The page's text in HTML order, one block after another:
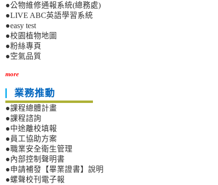
●公物維修通報系統(總務處)
●LIVE ABC英語學習系統
●easy test
●校園植物地圖
●粉絲專頁
●空氣品質
more
業務推動
●課程總體計畫
●課程諮詢
●中途離校填報
●員工協助方案
●職業安全衛生管理
●內部控制聲明書
●申請補發【畢業證書】說明
●螺聲校刊電子報